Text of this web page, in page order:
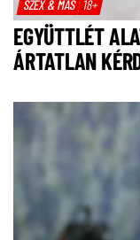
SZEX & MÁS 18+
EGYÜTTLÉT
ÁRTATLAN